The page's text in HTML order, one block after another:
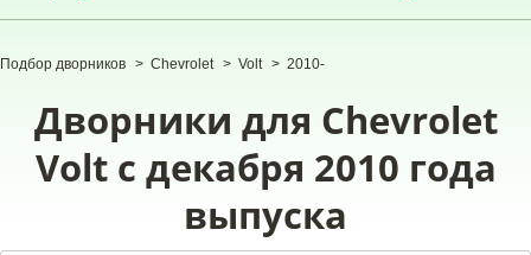
Подбор дворников > Chevrolet > Volt > 2010-
Дворники для Chevrolet
Volt с декабря 2010 года
выпуска